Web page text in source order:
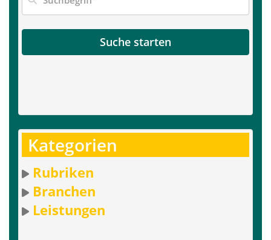
Suche starten
Kategorien
Rubriken
Branchen
Leistungen